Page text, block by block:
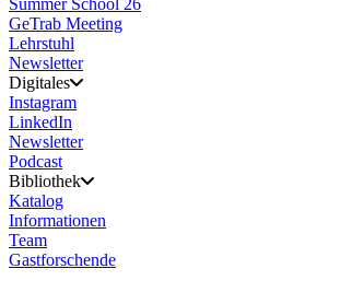
Summer School 26
GeTrab Meeting
Lehrstuhl
Newsletter
Digitales
Instagram
LinkedIn
Newsletter
Podcast
Bibliothek
Katalog
Informationen
Team
Gastforschende